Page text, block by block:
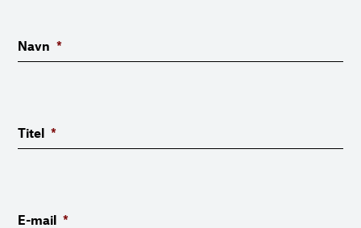
Navn *
Titel *
E-mail *